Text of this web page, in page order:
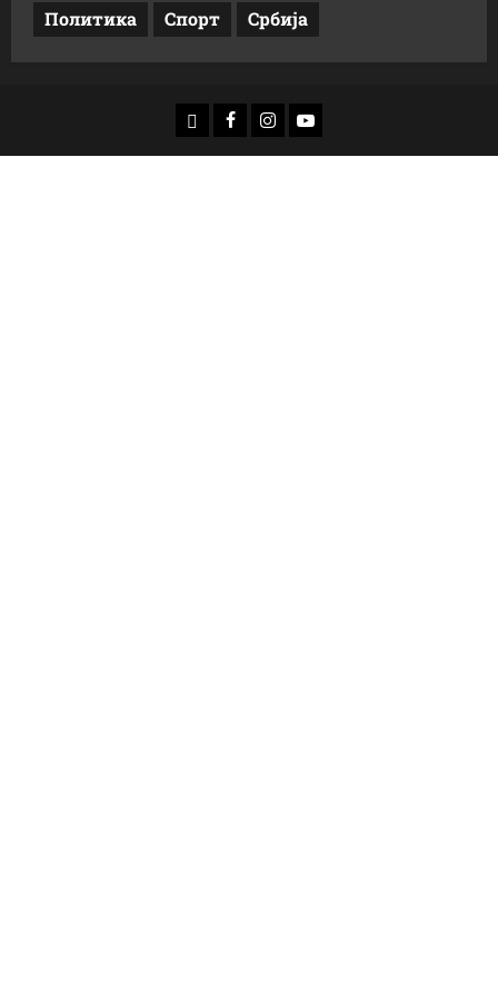
Политика
Спорт Србија
downloadFacebook
Instagram
Youtube